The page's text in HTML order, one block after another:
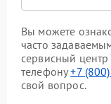
Вы можете
часто
сервисный
телефону+7
свой вопрос.